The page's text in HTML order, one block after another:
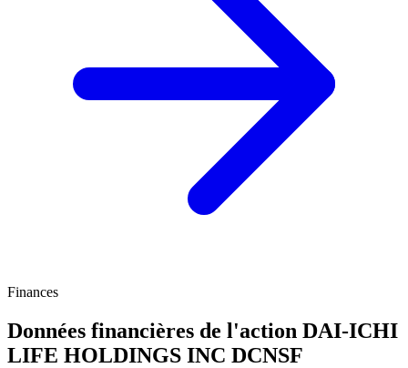
Finances
Données financières de l'action DAI-ICHI
LIFE HOLDINGS INC DCNSF